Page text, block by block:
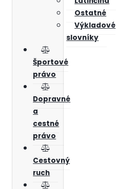
Ostatné
Výkladové
slovníky
Športové
právo
Dopravné
a
cestné
právo
Cestovný
ruch